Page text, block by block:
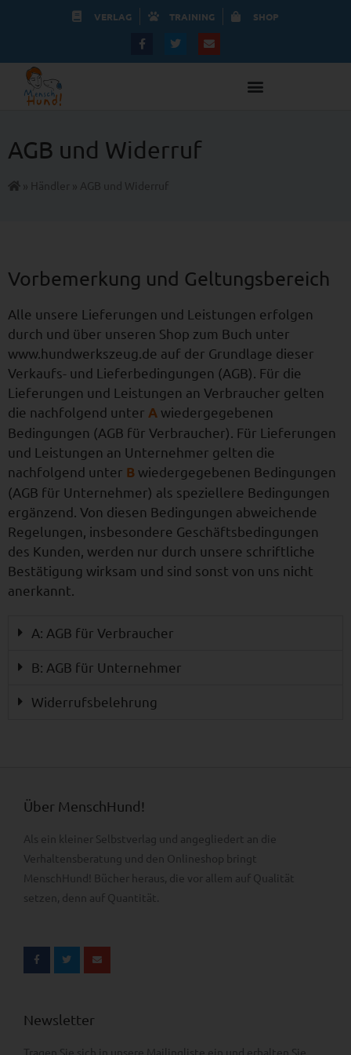
VERLAG TRAINING SHOP
AGB und Widerruf
» Händler » AGB und Widerruf
Vorbemerkung und Geltungsbereich
Alle unsere Lieferungen und Leistungen erfolgen
durch und über unseren Shop zum Buch unter
www.hundwerkszeug.de auf der Grundlage dieser
Verkaufs- und Lieferbedingungen (AGB). Für die
Lieferungen und Leistungen an Verbraucher gelten
die nachfolgend unter A wiedergegebenen
Bedingungen (AGB für Verbraucher). Für Lieferungen
und Leistungen an Unternehmer gelten die
nachfolgend unter B wiedergegebenen Bedingungen
(AGB für Unternehmer) als speziellere Bedingungen
ergänzend. Von diesen Bedingungen abweichende
Regelungen, insbesondere Geschäftsbedingungen
des Kunden, werden nur durch unsere schriftliche
Bestätigung wirksam und sind sonst von uns nicht
anerkannt.
A: AGB für Verbraucher
B: AGB für Unternehmer
Widerrufsbelehrung
Über MenschHund!
Als ein kleiner Selbstverlag und angegliedert an die
Verhaltens­beratung und den Onlineshop bringt
MenschHund! Bücher heraus, die vor allem auf Qualität
setzen, denn auf Quantität.
Newsletter
Tragen Sie sich in unsere Mailingliste ein und erhalten Sie